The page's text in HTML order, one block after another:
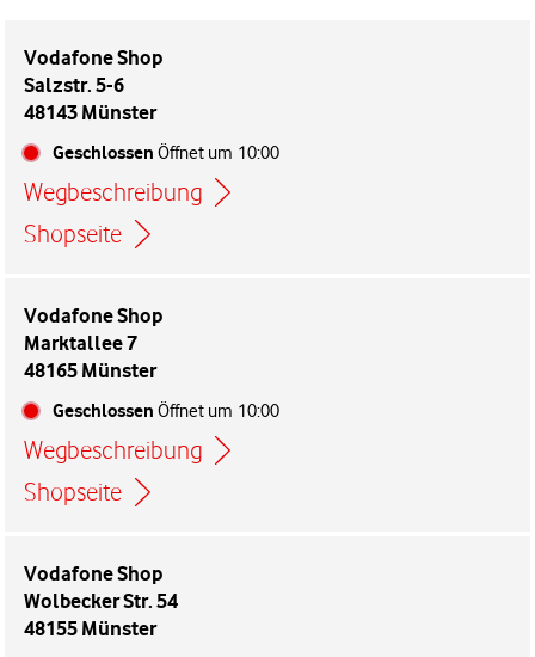
Vodafone Shop
Salzstr. 5-6
48143 Münster
Geschlossen Öffnet um 10:00
Wegbeschreibung
Link öffnet in einem neuen Tab
Shopseite
Vodafone Shop
Marktallee 7
48165 Münster
Geschlossen Öffnet um 10:00
Wegbeschreibung
Link öffnet in einem neuen Tab
Shopseite
Vodafone Shop
Wolbecker Str. 54
48155 Münster